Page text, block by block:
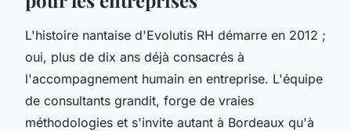
L'histoire nantaise d'Evolutis RH démarre en 2012 ;
oui, plus de dix ans déjà consacrés à
l'accompagnement humain en entreprise. L'équipe
de consultants grandit, forge de vraies
méthodologies et s'invite autant à Bordeaux qu'à